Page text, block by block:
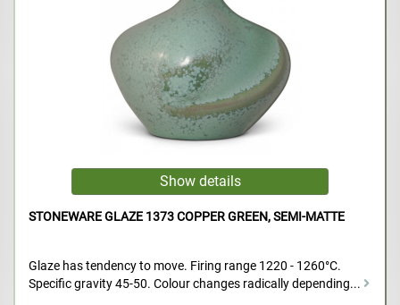
STONEWARE GLAZE 1373 COPPER GREEN, SEMI-MATTE
Glaze has tendency to move. Firing range 1220 - 1260°C.
Specific gravity 45-50. Colour changes radically depending...